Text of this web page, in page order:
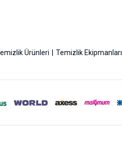
Ürünleri Temizlik Ekipmanları